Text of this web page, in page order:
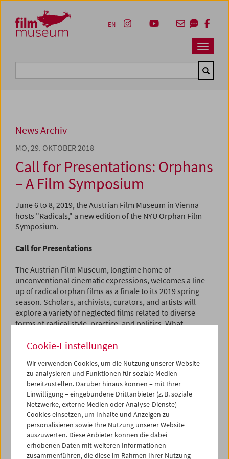
Zum Inhalt
Zum Hauptmenü
Zur Servicenavigation
Zum Suche
Navbar
EN
News Archiv
MO, 29. OKTOBER 2018
Call for Presentations: Orphans
– A Film Symposium
June 6 to 8, 2019, the Austrian Film Museum in Vienna
hosts "Radicals," a new edition of the NYU Orphan Film
Symposium.
Call for Presentations
The Austrian Film Museum, longtime home of
unconventional cinematic expressions, welcomes a line-
up of radical orphan films as a finale to its 2019 spring
season. Scholars, archivists, curators, and artists will
explore a variety of neglected films related to diverse
forms of radical style, practice, and politics. What
discovered? How have various stripes of radical politics
radical new practices and ideas in archiving and
preservation challenging traditional approaches?
In addition to unveiling rarities from the Film Museum's
own collection, the symposium will include content
selected from responses to this Call for Presentations.
We invite one-page proposals for presentations (15 to 45
minutes), especially those that include screening seldom-
Cookie-Einstellungen
Wir verwenden Cookies, um die Nutzung unserer Website
zu analysieren und Funktionen für soziale Medien
bereitzustellen. Darüber hinaus können – mit Ihrer
Einwilligung – eingebundene Drittanbieter (z. B. soziale
Netzwerke, externe Medien oder Analyse-Dienste)
Cookies einsetzen, um Inhalte und Anzeigen zu
personalisieren sowie Ihre Nutzung unserer Website
auszuwerten. Diese Anbieter können die dabei
erhobenen Daten mit weiteren Informationen
zusammenführen, die diese im Rahmen Ihrer Nutzung